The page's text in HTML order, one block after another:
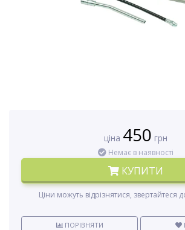
ціна 450 грн
Немає в наявності
КУПИТИ
Ціни можуть відрізнятися, звертайтеся
ПОРІВНЯТИ